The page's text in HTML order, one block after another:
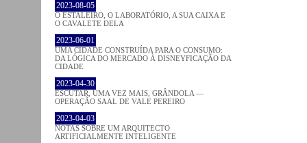
2023-08-05
O ESTALEIRO, O LABORATÓRIO, A SUA CAIXA E
O CAVALETE DELA
2023-06-01
UMA CIDADE CONSTRUÍDA PARA O CONSUMO:
DA LÓGICA DO MERCADO À DISNEYFICAÇÃO DA
CIDADE
2023-04-30
ESCUTAR, UMA VEZ MAIS, GRÂNDOLA —
OPERAÇÃO SAAL DE VALE PEREIRO
2023-04-03
NOTAS SOBRE UM ARQUITECTO
ARTIFICIALMENTE INTELIGENTE